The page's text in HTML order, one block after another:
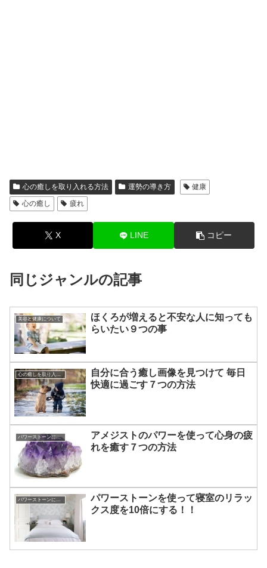
心の癒しを取り入れる方法 運勢の導き方
健康
心の癒し
疲れ
X LINE コピー
同じジャンルの記事
美容と健康について
ほくろが増えると不安な人に知っても
らいたい９つの事
自分に合う癒し画像を見つけて 毎日
快適に過ごす７つの方法
パワーストーンについて
アメジストのパワーを使って心身の疲
れを癒す７つの方法
パワーストーンを使って寝室のリラッ
クス度を10倍にする！！